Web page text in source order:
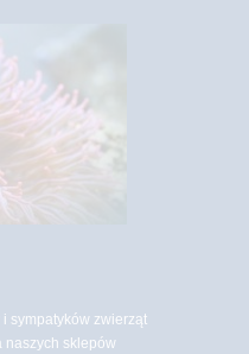
sympatyków zwierząt
naszych sklepów